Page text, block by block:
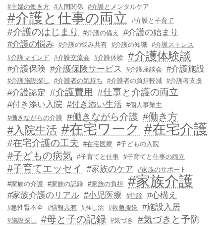
#主婦の働き方 #人間関係 #介護とメンタルケア
#介護と仕事の両立 #介護と子育て
#介護のはじまり #介護の備え
#介護の始まり
#介護の悩み
#介護の悩み共有 #介護の知識
#介護ストレス
#介護マインド
#介護交流会 #介護体験 #介護体験談
#介護保険 #介護保険サービス #介護座談会 #介護施設
#介護施設探し #介護者の気持ち #介護者の負担軽減 #介護者支援
#介護認定 #介護費用 #仕事と介護の両立
#付き添い入院 #付き添い生活 #個人事業主
#働きながらの介護 #働きながら介護 #働き方
#入院生活 #在宅ワーク #在宅介護
#在宅介護の工夫 #在宅医療 #子どもの入院
#子どもの病気 #子育てと仕事 #子育てと仕事の両立
#子育てエッセイ #家族のケア
#家族のサポート
#家族の介護 #家族の記録 #家族の負担 #家族介護
#家族介護のリアル #小児医療 #往診 #心構え
#急性腎不全 #情報共有 #推し活 #救急搬送 #施設入居
#施設探し #母と子の記録 #気づき #気づきと予防